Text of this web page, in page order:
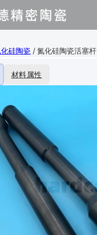
硅陶瓷 / 氮化硅陶瓷活塞杆
材料属性